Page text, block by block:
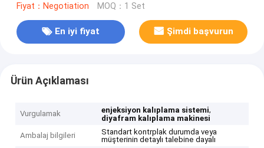
Fiyat：Negotiation MOQ：1 Set
En iyi fiyat Şimdi başvurun
Ürün Açıklaması
Vurgulamak enjeksiyon kalıplama sistemi,
diyafram kalıplama makinesi
Ambalaj bilgileri
Standart kontrplak durumda veya
müşterinin detaylı talebine dayalı